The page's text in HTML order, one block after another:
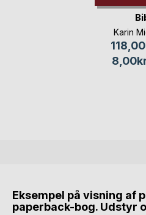
Karin
Eksempel på visning af
paperback-bog. Udstyr